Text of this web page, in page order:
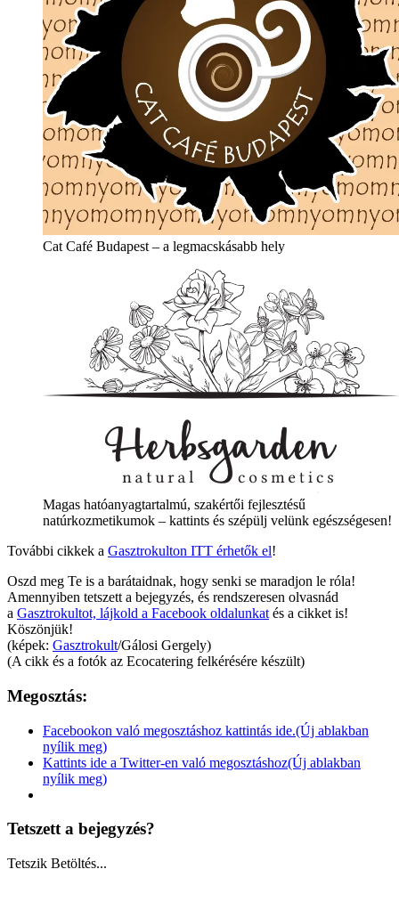
Cat Café Budapest – a legmacskásabb hely
Magas hatóanyagtartalmú, szakértői fejlesztésű
natúrkozmetikumok – kattints és szépülj velünk egészségesen!
További cikkek a Gasztrokulton ITT érhetők el!
Oszd meg Te is a barátaidnak, hogy senki se maradjon le róla!
Amennyiben tetszett a bejegyzés, és rendszeresen olvasnád
a Gasztrokultot, lájkold a Facebook oldalunkat és a cikket is!
Köszönjük!
(képek: Gasztrokult/Gálosi Gergely)
(A cikk és a fotók az Ecocatering felkérésére készült)
Megosztás:
Facebookon való megosztáshoz kattintás ide.(Új ablakban
nyílik meg)
Kattints ide a Twitter-en való megosztáshoz(Új ablakban
nyílik meg)
Tetszett a bejegyzés?
Tetszik Betöltés...